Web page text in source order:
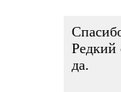
Редкий
да.